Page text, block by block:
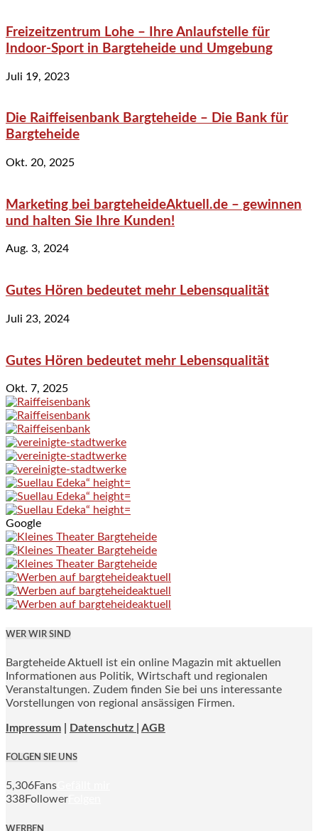
Freizeitzentrum Lohe – Ihre Anlaufstelle für
Indoor-Sport in Bargteheide und Umgebung
Juli 19, 2023
Die Raiffeisenbank Bargteheide – Die Bank für
Bargteheide
Okt. 20, 2025
Marketing bei bargteheideAktuell.de – gewinnen
und halten Sie Ihre Kunden!
Aug. 3, 2024
Gutes Hören bedeutet mehr Lebensqualität
Juli 23, 2024
Gutes Hören bedeutet mehr Lebensqualität
Okt. 7, 2025
Google
WER WIR SIND
Bargteheide Aktuell ist ein online Magazin mit aktuellen
Informationen aus Politik, Wirtschaft und regionalen
Veranstaltungen. Zudem finden Sie bei uns interessante
Vorstellungen von regional ansässigen Firmen.
Impressum Datenschutz | AGB
FOLGEN SIE UNS
5,306Fans
338Follower
WERBEN